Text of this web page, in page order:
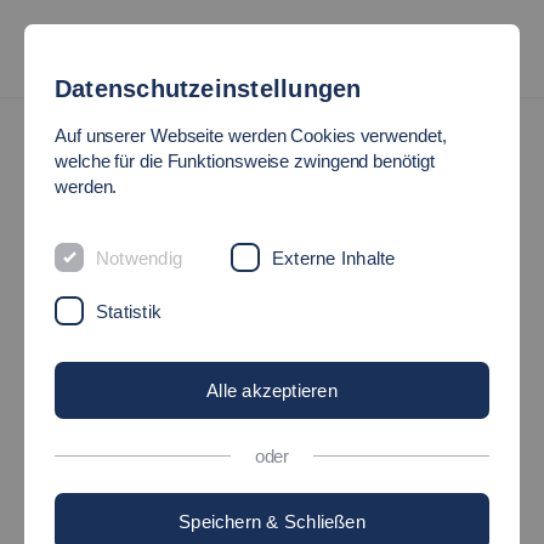
Datenschutzeinstellungen
Auf unserer Webseite werden Cookies verwendet,
welche für die Funktionsweise zwingend benötigt
werden.
Notwendig Externe Inhalte
Statistik
Alle akzeptieren
oder
Speichern & Schließen